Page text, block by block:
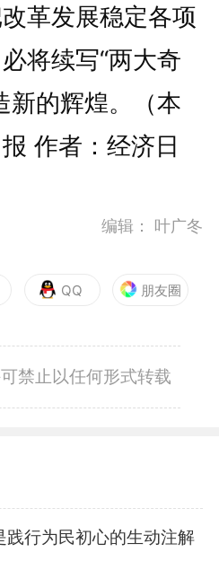
革发展稳定各项
将续写“两大奇
新的辉煌。（本
作者：经济日
编辑： 叶广冬
QQ 朋友圈
禁止以任何形式转载
行为民初心的生动注解